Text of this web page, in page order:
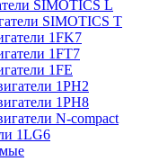
SIMOTICS L
SIMOTICS T
1FK7
1FT7
1FE
1PH2
1PH8
N-compact
1LG6